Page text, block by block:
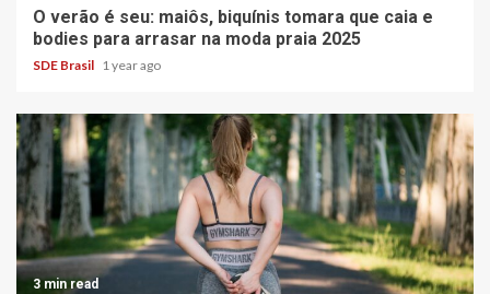
O verão é seu: maiôs, biquínis tomara que caia e
bodies para arrasar na moda praia 2025
SDE Brasil 1 year ago
3 min read